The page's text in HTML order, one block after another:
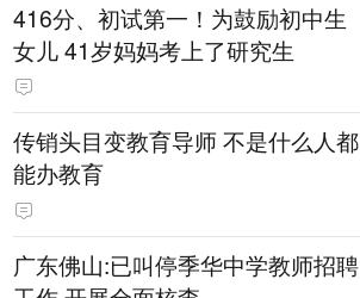
416分、初试第一！为鼓励初中生
女儿 41岁妈妈考上了研究生
传销头目变教育导师 不是什么人都
能办教育
广东佛山:已叫停季华中学教师招聘